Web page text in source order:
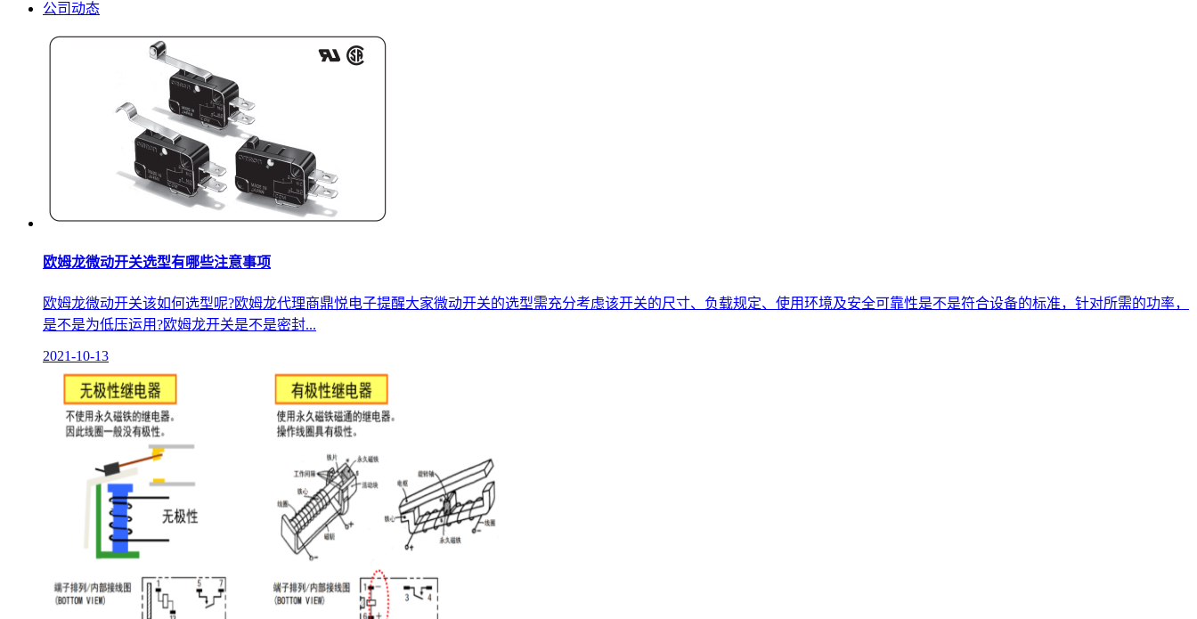
公司动态
欧姆龙微动开关选型有哪些注意事项
欧姆龙微动开关该如何选型呢?欧姆龙代理商鼎悦电子提醒大家微动开关的选型需充分考虑该开关的尺寸、负载规定、使用环境及安全可靠性是不是符合设备的标准，针对所需的功率，
是不是为低压运用?欧姆龙开关是不是密封...
2021-10-13